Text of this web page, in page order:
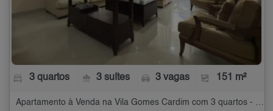
3 quartos 3 suítes 3 vagas 151 m²